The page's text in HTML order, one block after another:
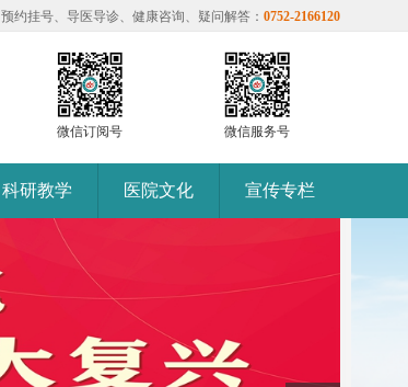
预约挂号、导医导诊、健康咨询、疑问解答： 0752-2166120
微信订阅号 微信服务号
科研教学 医院文化 宣传专栏